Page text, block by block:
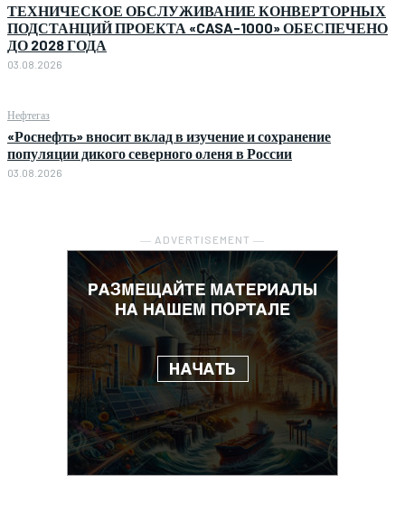
ТЕХНИЧЕСКОЕ ОБСЛУЖИВАНИЕ КОНВЕРТОРНЫХ
ПОДСТАНЦИЙ ПРОЕКТА «CASA-1000» ОБЕСПЕЧЕНО
ДО 2028 ГОДА
03.08.2026
Нефтегаз
«Роснефть» вносит вклад в изучение и сохранение
популяции дикого северного оленя в России
03.08.2026
― ADVERTISEMENT ―